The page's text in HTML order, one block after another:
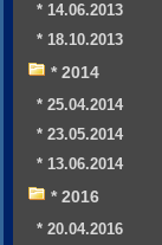
* 14.06.2013
* 18.10.2013
* 2014
* 25.04.2014
* 23.05.2014
* 13.06.2014
* 2016
* 20.04.2016